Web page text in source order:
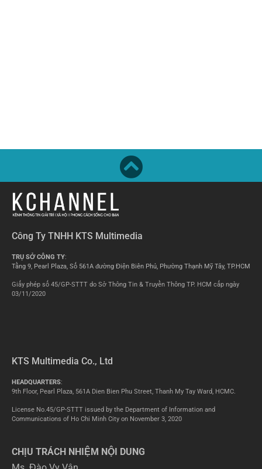
Công Ty TNHH KTS Multimedia
TRỤ SỞ CÔNG TY:
Tầng 9, Pearl Plaza, Số 561A đường Điện Biên Phủ, Phường Thạnh Mỹ Tây, TP.HCM
Giấy phép số 45/GP-STTT do Sở Thông Tin & Truyền Thông TP. HCM cấp ngày
03/11/2020
KTS Multimedia Co., Ltd
HEADQUARTERS:
9th Floor, Pearl Plaza, 561A Dien Bien Phu Street, Thanh My Tay Ward, HCMC.
License No.45/GP-STTT issued by the Department of Information and
Communications of Ho Chi Minh City on November 3, 2020
CHỊU TRÁCH NHIỆM NỘI DUNG